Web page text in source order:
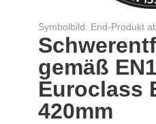
Symbolbild: End-Produkt
gemäß
Euroclass
420mm